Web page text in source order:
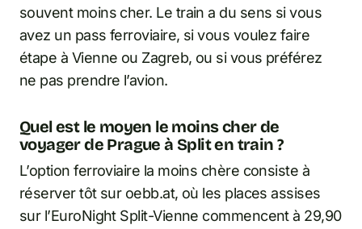
souvent moins cher. Le train a du sens si vous
avez un pass ferroviaire, si vous voulez faire
étape à Vienne ou Zagreb, ou si vous préférez
ne pas prendre l’avion.
Quel est le moyen le moins cher de
voyager de Prague à Split en train ?
L’option ferroviaire la moins chère consiste à
réserver tôt sur oebb.at, où les places assises
sur l’EuroNight Split-Vienne commencent à 29,90